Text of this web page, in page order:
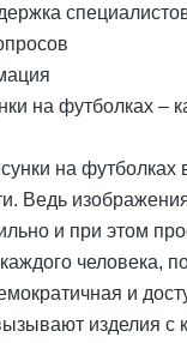
на футболках –
на футболках
Ведь
и при этом
человека,
и
изделия с